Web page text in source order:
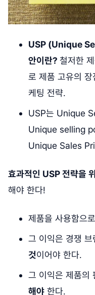
USP (Unique
안이란? 철저한
로 제품 고유의
케팅 전략.
USP는 Unique
Unique selling
Unique Sales
효과적인 USP 전략을
해야 한다!
제품을 사용함으
그 이익은 경쟁
것이어야 한다.
그 이익은 제품의
해야 한다.